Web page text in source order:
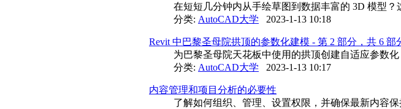
在短短几分钟内从手绘草图到数据丰富的 3D 模型？
分类: AutoCAD大学 2023-1-13 10:18
Revit 中巴黎圣母院拱顶的参数化建模 - 第 2 部分，共 6 部
为巴黎圣母院天花板中使用的拱顶创建自适应参数
分类: AutoCAD大学 2023-1-13 10:17
内容管理和项目分析的必要性
了解如何组织、管理、设置权限，并确保最新内容